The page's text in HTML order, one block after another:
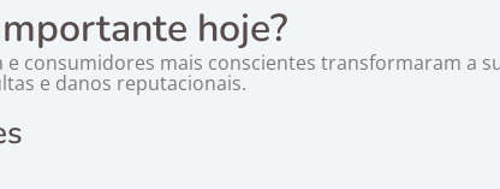
hoje?
consumidores mais conscientes transformaram a
e danos reputacionais.